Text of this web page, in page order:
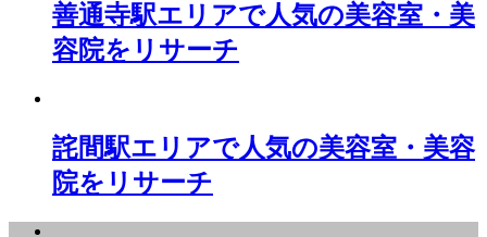
善通寺駅エリアで人気の美容室・美
容院をリサーチ
詫間駅エリアで人気の美容室・美容
院をリサーチ